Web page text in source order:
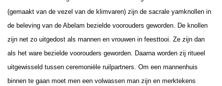
(gemaakt van de vezel van de klimvaren) zijn de sacrale yamknollen in
de beleving van de Abelam bezielde voorouders geworden. De knollen
zijn net zo uitgedost als mannen en vrouwen in feesttooi. Ze zijn dan
als het ware bezielde voorouders geworden. Daarna worden zij ritueel
uitgewisseld tussen ceremoniële ruilpartners. Om een mannenhuis
binnen te gaan moet men een volwassen man zijn en merktekens